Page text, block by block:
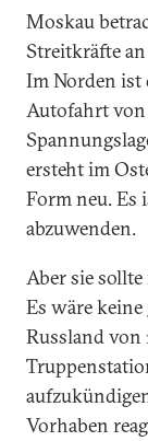
Moskau
Streitkräfte
Im Norden ist
Autofahrt von
ersteht im
Form neu. Es
abzuwenden.
Aber sie
Es wäre
Russland von
Vorhaben